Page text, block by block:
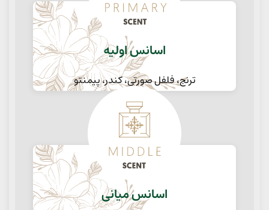
اسانس اولیه
ترنج، فلفل صورتی، کندر، پیمنتو
اسانس میانی